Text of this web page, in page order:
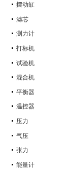
摆动缸
滤芯
测力计
打标机
试验机
混合机
平衡器
温控器
压力
气压
张力
能量计